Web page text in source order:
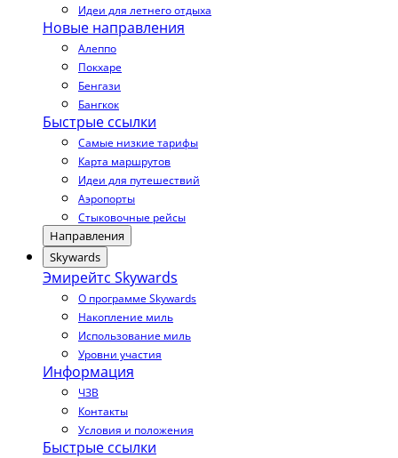
Идеи для летнего отдыха
Новые направления
Алеппо
Покхаре
Бенгази
Бангкок
Быстрые ссылки
Самые низкие тарифы
Карта маршрутов
Идеи для путешествий
Аэропорты
Стыковочные рейсы
Направления
Skywards
Эмирейтс Skywards
О программе Skywards
Накопление миль
Использование миль
Уровни участия
Информация
ЧЗВ
Контакты
Условия и положения
Быстрые ссылки